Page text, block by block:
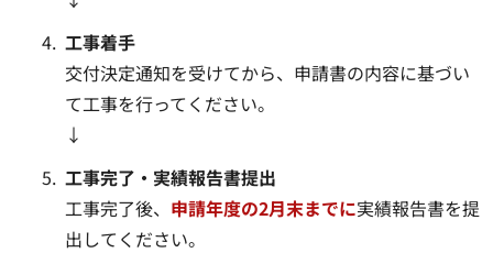
工事着手
交付決定通知を受けてから、申請書の内容に基づい
て工事を行ってください。
↓
工事完了・実績報告書提出
工事完了後、 申請年度の2月末までに実績報告書を提
出してください。